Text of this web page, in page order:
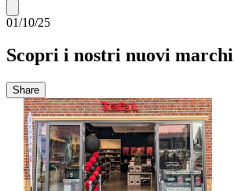
01/10/25
Scopri i nostri nuovi marchi
Share